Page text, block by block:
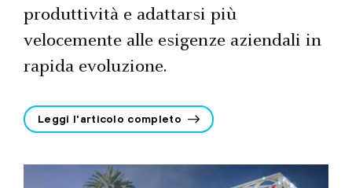
produttività e adattarsi più
velocemente alle esigenze aziendali in
rapida evoluzione.
Leggi l'articolo completo